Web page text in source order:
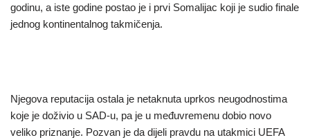
godinu, a iste godine postao je i prvi Somalijac koji je sudio finale
jednog kontinentalnog takmičenja.
Njegova reputacija ostala je netaknuta uprkos neugodnostima
koje je doživio u SAD-u, pa je u međuvremenu dobio novo
veliko priznanje. Pozvan je da dijeli pravdu na utakmici UEFA